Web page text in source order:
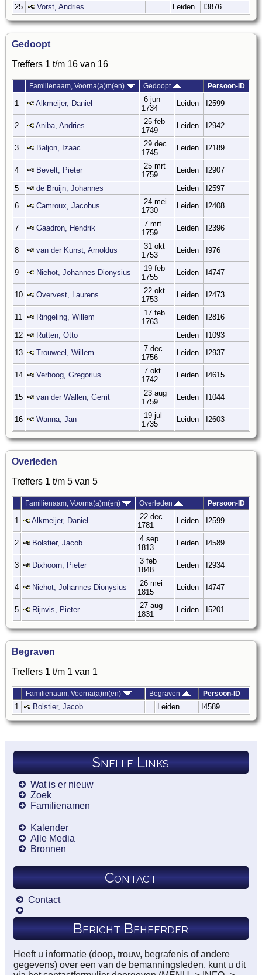
25
Vorst, Andries Leiden I3876
Gedoopt
Treffers 1 t/m 16 van 16
Familienaam, Voorna(a)m(en) Gedoopt Persoon-ID
1 Alkmeijer, Daniel
6 jun
1734
Leiden I2599
2 Aniba, Andries
25 feb
1749
Leiden I2942
3 Baljon, Izaac
29 dec
1745
Leiden I2189
4 Bevelt, Pieter
25 mrt
1759
Leiden I2907
5 de Bruijn, Johannes Leiden
I2597
6
Camroux, Jacobus
24 mei
1730
Leiden I2408
7 Gaadron, Hendrik
7 mrt
1759
Leiden I2396
8 van der Kunst, Arnoldus
31 okt
1753
Leiden I976
9 Niehot, Johannes Dionysius
19 feb
1755
Leiden I4747
10 Overvest, Laurens
22 okt
1753
Leiden I2473
11 Ringeling, Willem
17 feb
1763
Leiden I2816
12 Rutten, Otto Leiden
I1093
13
Trouweel, Willem
7 dec
1756
Leiden I2937
14 Verhoog, Gregorius
7 okt
1742
Leiden I4615
15 van der Wallen, Gerrit
23 aug
1759
Leiden I1044
16 Wanna, Jan
19 jul
1735
Leiden I2603
Overleden
Treffers 1 t/m 5 van 5
Familienaam, Voorna(a)m(en) Overleden Persoon-ID
1 Alkmeijer, Daniel
22 dec
1781
Leiden I2599
2 Bolstier, Jacob
4 sep
1813
Leiden I4589
3 Dixhoorn, Pieter
3 feb
1848
Leiden I2934
4 Niehot, Johannes Dionysius
26 mei
1815
Leiden I4747
5 Rijnvis, Pieter
27 aug
1831
Leiden I5201
Begraven
Treffers 1 t/m 1 van 1
Familienaam, Voorna(a)m(en) Begraven Persoon-ID
1 Bolstier, Jacob Leiden I4589
Snelle Links
Wat is er nieuw
Zoek
Familienamen
Kalender
Alle Media
Bronnen
Contact
Contact
Bericht Beheerder
Heeft u informatie (doop, trouw, begrafenis of andere
gegevens) over een van de bemanningsleden, kunt u dit